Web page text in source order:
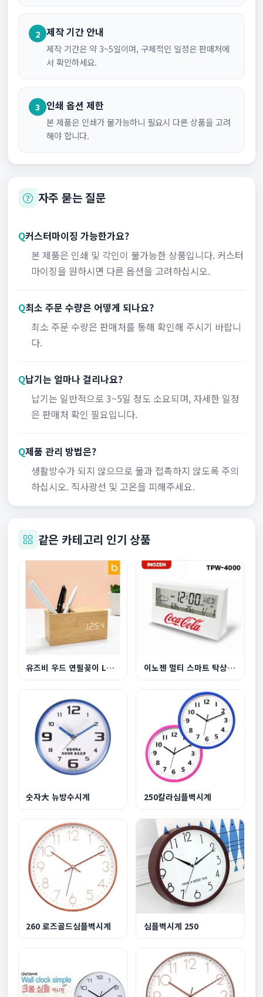
2 제작 기간 안내
제작 기간은 약 3~5일이며, 구체적인 일정은 판매처에
서 확인하세요.
3 인쇄 옵션 제한
본 제품은 인쇄가 불가능하니 필요시 다른 상품을 고려
해야 합니다.
자주 묻는 질문
Q커스터마이징 가능한가요?
본 제품은 인쇄 및 각인이 불가능한 상품입니다. 커스터
마이징을 원하시면 다른 옵션을 고려하십시오.
Q최소 주문 수량은 어떻게 되나요?
최소 주문 수량은 판매처를 통해 확인해 주시기 바랍니
다.
Q납기는 얼마나 걸리나요?
납기는 일반적으로 3~5일 정도 소요되며, 자세한 일정
은 판매처 확인 필요입니다.
Q제품 관리 방법은?
생활방수가 되지 않으므로 물과 접촉하지 않도록 주의
하십시오. 직사광선 및 고온을 피해주세요.
같은 카테고리 인기 상품
유즈비 우드 연필꽂이 LED탁상시계 이노젠 멀티 스마트 탁상시계
숫자大 뉴방수시계 250칼라심플벽시계
260 로즈골드심플벽시계 심플벽시계 250